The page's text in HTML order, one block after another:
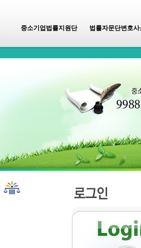
중소기업법률지원단 법률자문단변호사